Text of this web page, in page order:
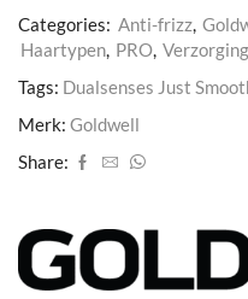
Categories: Anti-frizz,
Haartypen, PRO, Verzorging
Tags: Dualsenses Just
Merk: Goldwell
Share: